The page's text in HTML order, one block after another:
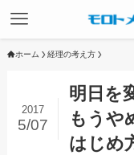
ホーム 経理の考え方
明日を
もうや
はじめ
2017
5/07